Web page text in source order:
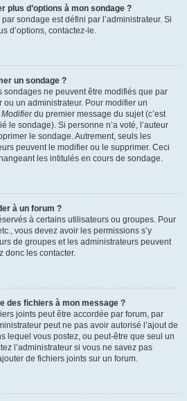
plus d’options à mon sondage ?
sondage est défini par l’administrateur. Si
d’options, contactez-le.
un sondage ?
sondages ne peuvent être modifiés que par
ou un administrateur. Pour modifier un
Modifierdu premier message du sujet (c’est
le sondage). Si personne n’a voté, l’auteur
le sondage. Autrement, seuls les
peuvent le modifier ou le supprimer. Ceci
les intitulés en cours de sondage.
à un forum ?
à certains utilisateurs ou groupes. Pour
vous devez avoir les permissions s’y
de groupes et les administrateurs peuvent
donc les contacter.
des fichiers à mon message ?
joints peut être accordée par forum, par
peut ne pas avoir autorisé l’ajout de
lequel vous postez, ou peut-être que seul un
l’administrateur si vous ne savez pas
de fichiers joints sur un forum.